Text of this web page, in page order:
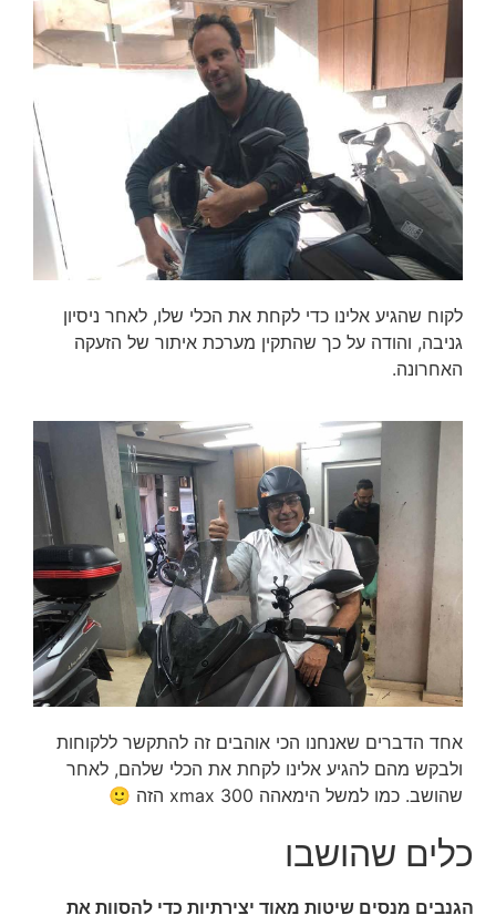
לקוח שהגיע אלינו כדי לקחת את הכלי שלו, לאחר ניסיון
גניבה, והודה על כך שהתקין מערכת איתור של הזעקה
האחרונה.
אחד הדברים שאנחנו הכי אוהבים זה להתקשר ללקוחות
ולבקש מהם להגיע אלינו לקחת את הכלי שלהם, לאחר
שהושב. כמו למשל הימאהה 300 xmax הזה 🙂
כלים שהושבו
הגנבים מנסים שיטות מאוד יצירתיות כדי להסוות את